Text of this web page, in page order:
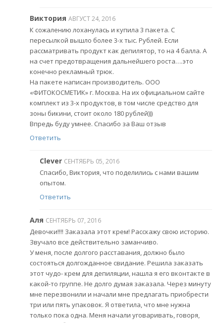
Виктория АВГУСТ 24, 2016
К сожалению лоханулась и купила 3 пакета. С
пересылкой вышло более 3-х тыс. Рублей. Если
рассматривать продукт как депилятор, то на 4 балла. А
на счет предотвращения дальнейшего роста….это
конечно рекламный трюк.
На пакете написан производитель. ООО
«ФИТОКОСМЕТИК» г. Москва. На их официальном сайте
комплект из 3-х продуктов, в том числе средство для
зоны бикини, стоит около 180 рублей)))
Впредь буду умнее. Спасибо за Ваш отзыв
Ответить
Clever СЕНТЯБРЬ 05, 2016
Спасибо, Виктория, что поделились с нами вашим
опытом.
Ответить
Аля СЕНТЯБРЬ 07, 2016
Девочки!!!! Заказала этот крем! Расскажу свою историю.
Звучало все действительно заманчиво.
У меня, после долгого расставания, должно было
состояться долгожданное свидание. Решила заказать
этот чудо- крем для депиляции, нашла я его вконтакте в
какой-то группе. Не долго думая заказала. Через минуту
мне перезвонили и начали мне предлагать приобрести
три или пять упаковок. Я ответила, что мне нужна
только пока одна. Меня начали уговаривать, говоря,